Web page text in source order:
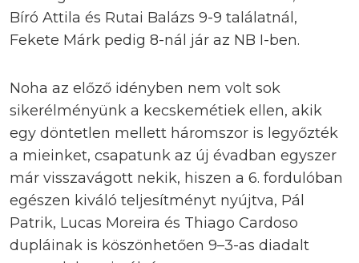
Bíró Attila és Rutai Balázs 9-9 találatnál,
Fekete Márk pedig 8-nál jár az NB I-ben.
Noha az előző idényben nem volt sok
sikerélményünk a kecskemétiek ellen, akik
egy döntetlen mellett háromszor is legyőzték
a mieinket, csapatunk az új évadban egyszer
már visszavágott nekik, hiszen a 6. fordulóban
egészen kiváló teljesítményt nyújtva, Pál
Patrik, Lucas Moreira és Thiago Cardoso
dupláinak is köszönhetően 9–3-as diadalt